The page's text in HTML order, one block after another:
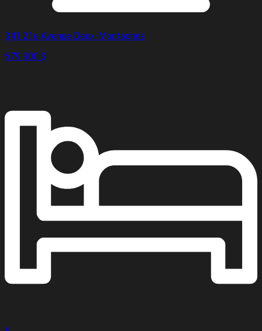
341 21e Avenue Deux-Montagnes
679 900 $